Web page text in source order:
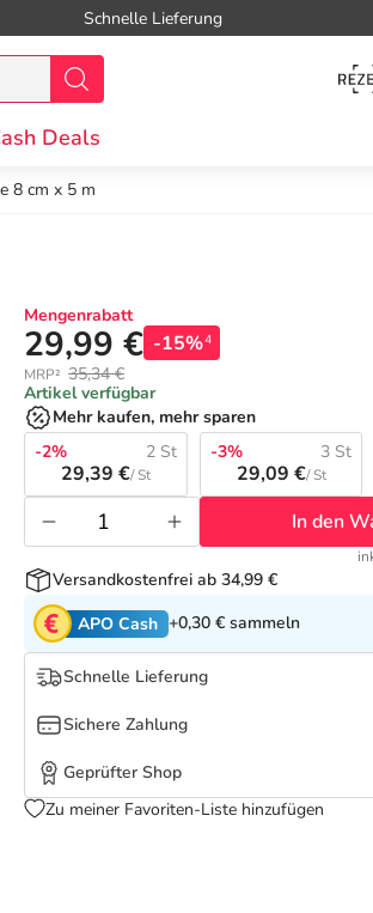
Schnelle Lieferung
Deals
8 cm x 5 m
Mengenrabatt
29,99 € -15%4
MRP² 35,34 €
Artikel verfügbar
Mehr kaufen, mehr sparen
-2%
2 St
29,39 €/ St
-3% 3 St
29,09 €/ St
In den
Versandkostenfrei ab 34,99 €
APO Cash +0,30 € sammeln
Schnelle Lieferung
Sichere Zahlung
Geprüfter Shop
Zu meiner Favoriten-Liste hinzufügen